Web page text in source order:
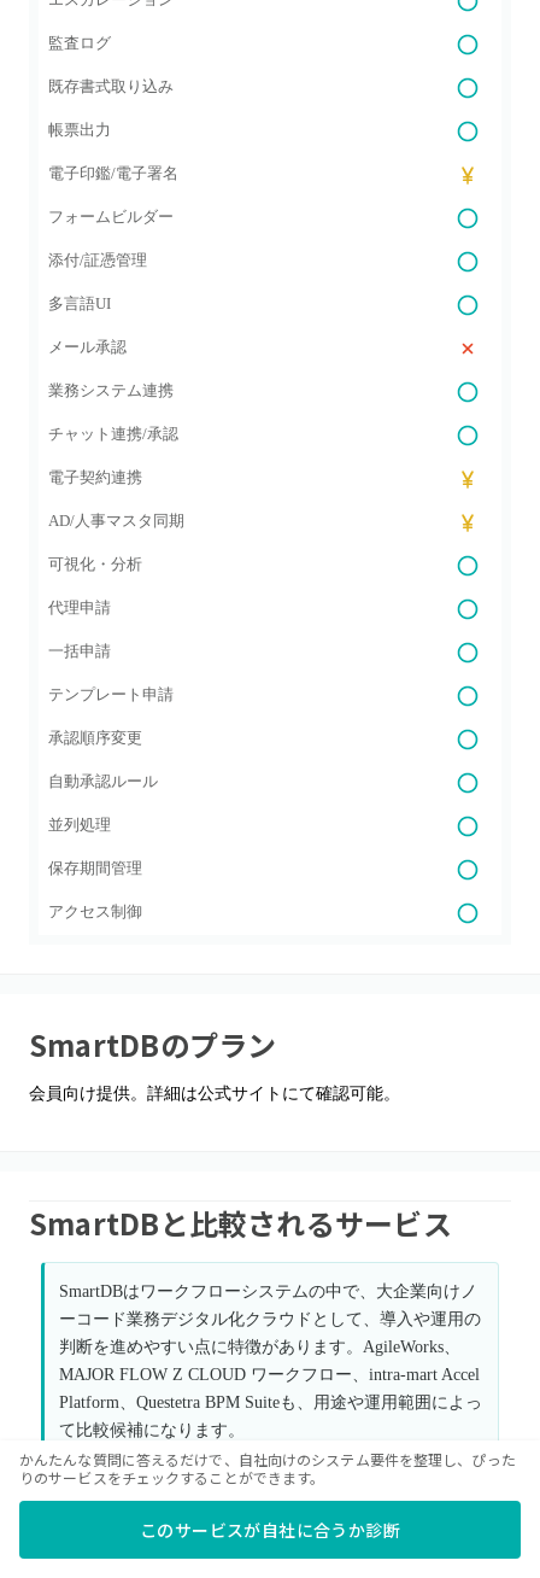
監査ログ
既存書式取り込み
帳票出力
電子印鑑/電子署名
フォームビルダー
添付/証憑管理
多言語UI
メール承認
業務システム連携
チャット連携/承認
電子契約連携
AD/人事マスタ同期
可視化・分析
代理申請
一括申請
テンプレート申請
承認順序変更
自動承認ルール
並列処理
保存期間管理
アクセス制御
SmartDBのプラン
会員向け提供。詳細は公式サイトにて確認可能。
SmartDBと比較されるサービス
SmartDBはワークフローシステムの中で、大企業向けノ
ーコード業務デジタル化クラウドとして、導入や運用の
判断を進めやすい点に特徴があります。AgileWorks、
MAJOR FLOW Z CLOUD ワークフロー、intra-mart Accel
Platform、Questetra BPM Suiteも、用途や運用範囲によっ
て比較候補になります。
かんたんな質問に答えるだけで、自社向けのシステム要件を整理し、ぴった
りのサービスをチェックすることができます。
このサービスが自社に合うか診断